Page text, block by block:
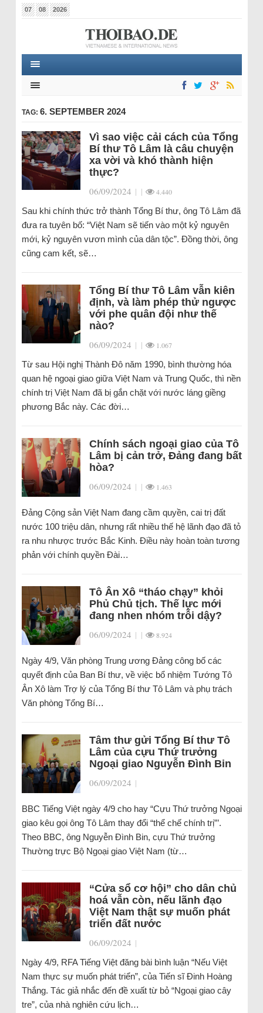
07 08 2026
TAG: 6. SEPTEMBER 2024
Vì sao việc cải cách của Tổng
Bí thư Tô Lâm là câu chuyện
xa vời và khó thành hiện
thực?
06/09/2024 | | 4.440
Sau khi chính thức trở thành Tổng Bí thư, ông Tô Lâm đã
đưa ra tuyên bố: “Việt Nam sẽ tiến vào một kỷ nguyên
mới, kỷ nguyên vươn mình của dân tộc”. Đồng thời, ông
cũng cam kết, sẽ…
Tổng Bí thư Tô Lâm vẫn kiên
định, và làm phép thử ngược
với phe quân đội như thế
nào?
06/09/2024 | | 1.067
Từ sau Hội nghị Thành Đô năm 1990, bình thường hóa
quan hệ ngoại giao giữa Việt Nam và Trung Quốc, thì nền
chính trị Việt Nam đã bị gắn chặt với nước láng giềng
phương Bắc này. Các đời…
Chính sách ngoại giao của Tô
Lâm bị cản trở, Đảng đang bất
hòa?
06/09/2024 | | 1.463
Đảng Cộng sản Việt Nam đang cầm quyền, cai trị đất
nước 100 triệu dân, nhưng rất nhiều thế hệ lãnh đạo đã tỏ
ra nhu nhược trước Bắc Kinh. Điều này hoàn toàn tương
phản với chính quyền Đài…
Tô Ân Xô “tháo chạy” khỏi
Phủ Chủ tịch. Thế lực mới
đang nhen nhóm trỗi dậy?
06/09/2024 | | 8.924
Ngày 4/9, Văn phòng Trung ương Đảng công bố các
quyết định của Ban Bí thư, về việc bổ nhiệm Tướng Tô
Ân Xô làm Trợ lý của Tổng Bí thư Tô Lâm và phụ trách
Văn phòng Tổng Bí…
Tâm thư gửi Tổng Bí thư Tô
Lâm của cựu Thứ trưởng
Ngoại giao Nguyễn Đình Bin
06/09/2024 |
BBC Tiếng Việt ngày 4/9 cho hay “Cựu Thứ trưởng Ngoại
giao kêu gọi ông Tô Lâm thay đổi “thể chế chính trị”’.
Theo BBC, ông Nguyễn Đình Bin, cựu Thứ trưởng
Thường trực Bộ Ngoại giao Việt Nam (từ…
“Cửa sổ cơ hội” cho dân chủ
hoá vẫn còn, nếu lãnh đạo
Việt Nam thật sự muốn phát
triển đất nước
06/09/2024 |
Ngày 4/9, RFA Tiếng Việt đăng bài bình luận “Nếu Việt
Nam thực sự muốn phát triển”, của Tiến sĩ Đinh Hoàng
Thắng. Tác giả nhắc đến đề xuất từ bỏ “Ngoại giao cây
tre”, của nhà nghiên cứu lịch…